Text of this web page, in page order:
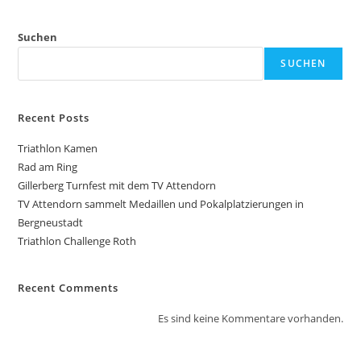
Suchen
SUCHEN
Recent Posts
Triathlon Kamen
Rad am Ring
Gillerberg Turnfest mit dem TV Attendorn
TV Attendorn sammelt Medaillen und Pokalplatzierungen in
Bergneustadt
Triathlon Challenge Roth
Recent Comments
Es sind keine Kommentare vorhanden.